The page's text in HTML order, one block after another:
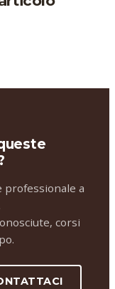
professionale a
corsi